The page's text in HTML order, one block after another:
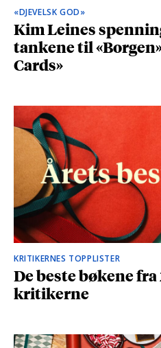
«DJEVELSK GOD»
Kim Leines
tankene til
Cards»
KRITIKERNES TOPPLISTER
De beste bøkene
kritikerne